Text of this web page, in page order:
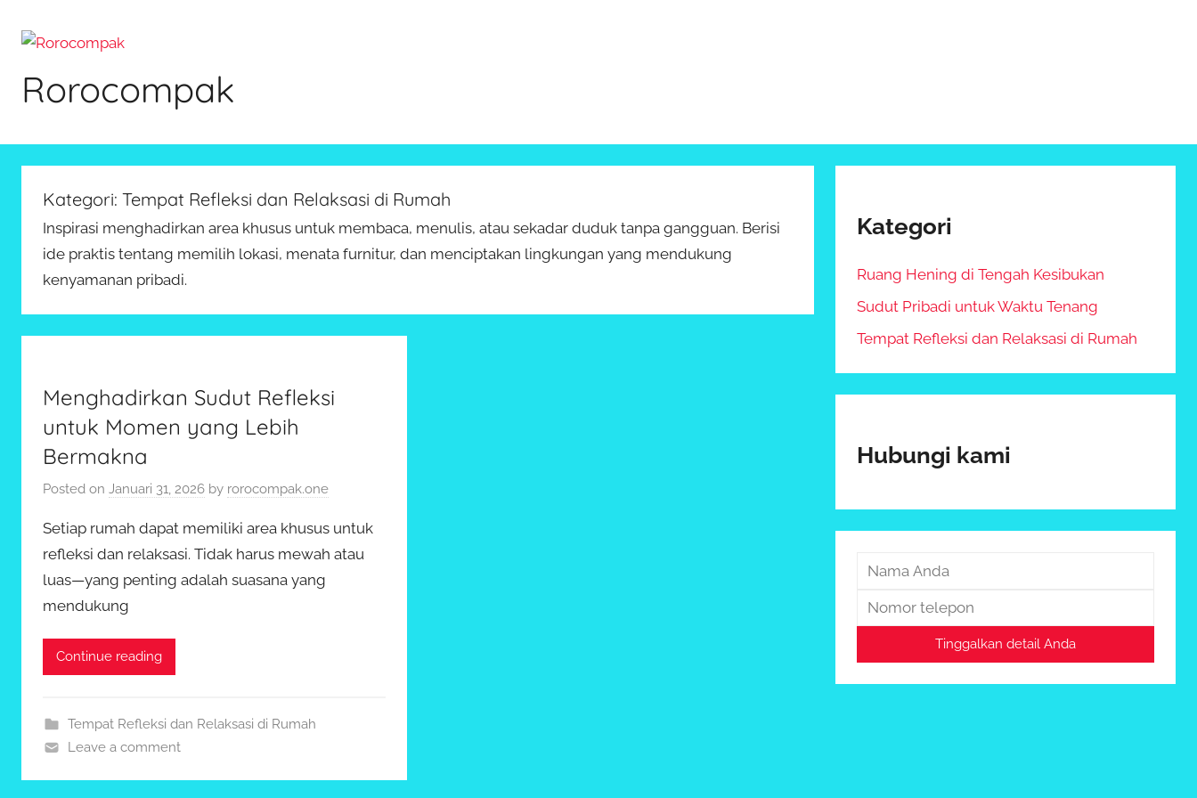
Rorocompak
Kategori: Tempat Refleksi dan Relaksasi di Rumah
Inspirasi menghadirkan area khusus untuk membaca, menulis, atau sekadar duduk tanpa gangguan. Berisi
ide praktis tentang memilih lokasi, menata furnitur, dan menciptakan lingkungan yang mendukung
kenyamanan pribadi.
Menghadirkan Sudut Refleksi
untuk Momen yang Lebih
Bermakna
Posted on Januari 31, 2026 by rorocompak.one
Setiap rumah dapat memiliki area khusus untuk
refleksi dan relaksasi. Tidak harus mewah atau
luas—yang penting adalah suasana yang
mendukung
Continue reading
Tempat Refleksi dan Relaksasi di Rumah
Leave a comment
Kategori
Ruang Hening di Tengah Kesibukan
Sudut Pribadi untuk Waktu Tenang
Tempat Refleksi dan Relaksasi di Rumah
Hubungi kami